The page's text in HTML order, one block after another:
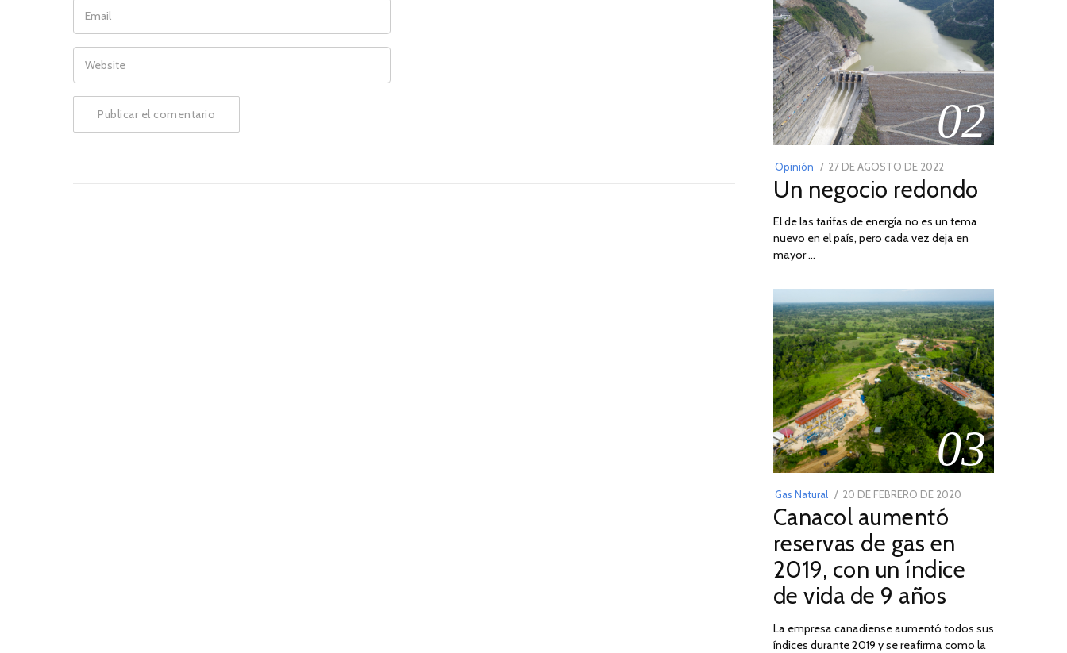
02
Opinión
POSTED
ON
27 DE AGOSTO DE 2022
DE
DE
2022
Un negocio redondo
El de las tarifas de energía no es un tema
nuevo en el país, pero cada vez deja en
mayor …
03
Gas Natural
POSTED
ON
20 DE FEBRERO DE 2020
2025
Canacol aumentó
reservas de gas en
2019, con un índice
de vida de 9 años
La empresa canadiense aumentó todos sus
índices durante 2019 y se reafirma como la